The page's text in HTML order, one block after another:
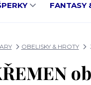
FANTASY
OBELISKY & HROTY